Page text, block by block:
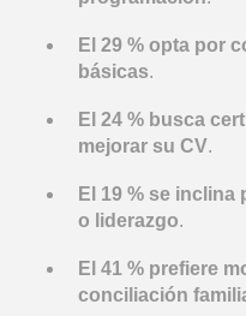
El 29 % opta por
básicas.
El 24 % busca
mejorar su CV.
El 19 % se
o liderazgo.
El 41 % prefiere
conciliación